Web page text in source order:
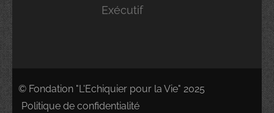
Exécutif
© Fondation "L'Echiquier pour la Vie" 2025
Politique de confidentialité